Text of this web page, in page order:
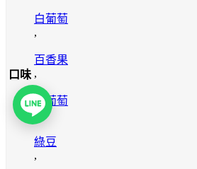
口味
白葡萄
,
百香果
,
紫葡萄
,
綠豆
,